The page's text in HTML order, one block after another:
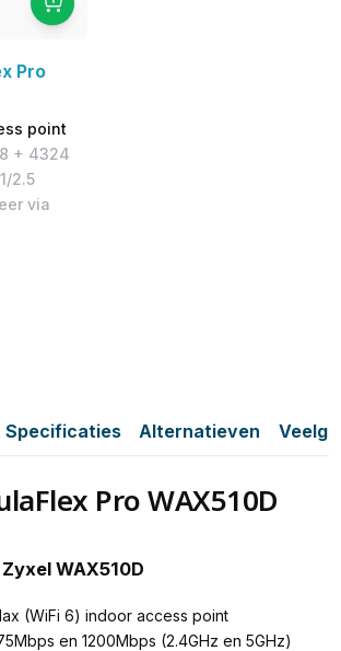
Pro
point
+ 4324
2.5
via
Specificaties Alternatieven
Pro WAX510D
WAX510D
(WiFi 6) indoor access point
en 1200Mbps (2.4GHz en 5GHz)